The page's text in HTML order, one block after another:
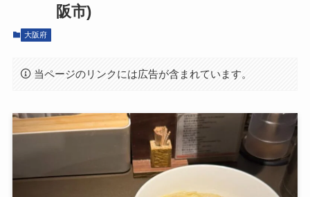
阪市)
大阪府
当ページのリンクには広告が含まれています。